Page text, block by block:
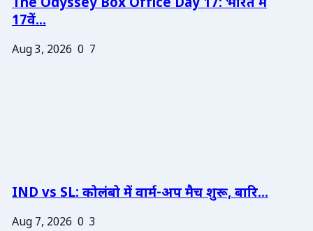
The Odyssey Box Office Day 17: भारत में
17वें...
Aug 3, 2026 0 7
IND vs SL: कोलंबो में वार्म-अप मैच शुरू, बारि...
Aug 7, 2026 0 3